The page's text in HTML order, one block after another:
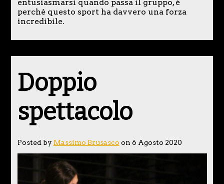
entusiasmarsi quando passa il gruppo, è
perché questo sport ha davvero una forza
incredibile.
Doppio
spettacolo
Posted by Massimo Brusasco on 6 Agosto 2020